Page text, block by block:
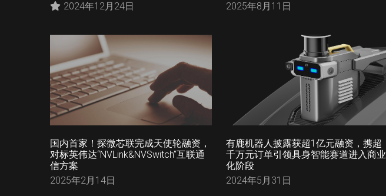
2024年12月24日
2025年8月11日
国内首家！探微芯联完成天使轮融资，
对标英伟达“NVLink&NVSwitch”互联通
信方案
2025年2月14日
有鹿机器人披露获超1亿元融资，携超
千万元订单引领具身智能赛道进入商业
化阶段
2024年5月31日